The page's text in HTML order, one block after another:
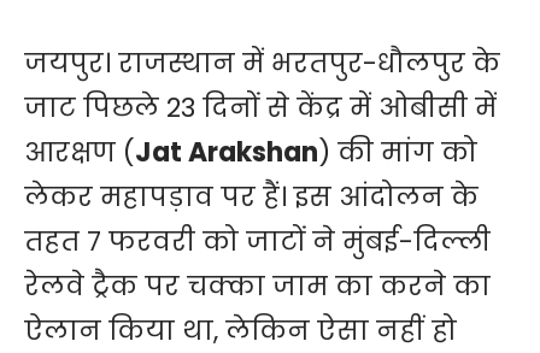
जयपुर। राजस्थान में भरतपुर-धौलपुर के
जाट पिछले 23 दिनों से केंद्र में ओबीसी में
आरक्षण (Jat Arakshan) की मांग को
लेकर महापड़ाव पर हैं। इस आंदोलन के
तहत 7 फरवरी को जाटों ने मुंबई-दिल्ली
रेलवे ट्रैक पर चक्का जाम का करने का
ऐलान किया था, लेकिन ऐसा नहीं हो